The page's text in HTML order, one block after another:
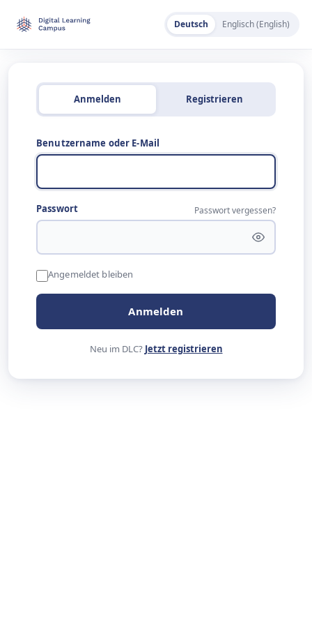
Deutsch Englisch (English)
Anmelden Registrieren
Benutzername oder E-Mail
Passwort Passwort vergessen?
Angemeldet bleiben
Anmelden
Neu im DLC? Jetzt registrieren